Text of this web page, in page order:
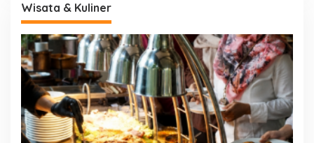
Wisata & Kuliner